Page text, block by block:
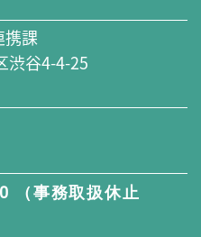
携課
谷4-4-25
（事務取扱休止